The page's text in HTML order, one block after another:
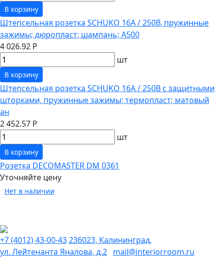
В корзину
Штепсельная розетка SCHUKO 16А / 250В, пружинные
зажимы; дюропласт; шампань; A500
4 026.92 Р
шт
В корзину
Штепсельная розетка SCHUKO 16А / 250В с защитными
шторками, пружинные зажимы; термопласт; матовый
ан
2 452.57 Р
шт
В корзину
Розетка DECOMASTER DM 0361
Уточняйте цену
Нет в наличии
+7 (4012) 43-00-43236023, Калининград,
ул. Лейтенанта Яналова, д.2 mail@interiorroom.ru